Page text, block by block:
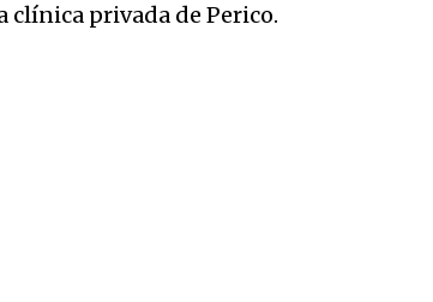
clínica privada de Perico.